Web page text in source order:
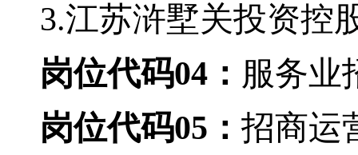
3.江苏浒墅关投资控
岗位代码04： 服务业
岗位代码05： 招商运